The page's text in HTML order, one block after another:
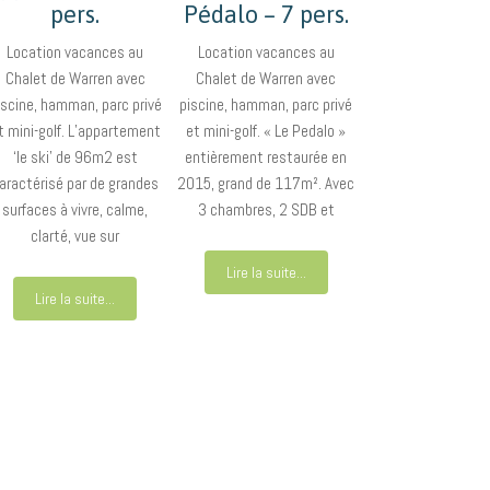
pers.
Location vacances au
Chalet de Warren avec
hamman, parc privé
mini-golf. L’appartement
‘le ski’ de 96m2 est
par de grandes
surfaces à vivre, calme,
clarté, vue sur
Lire la suite...
Pédalo – 7 pers.
Location vacances au
Chalet de Warren avec
piscine, hamman, parc privé
et mini-golf. « Le Pedalo »
entièrement restaurée en
2015, grand de 117m². Avec
3 chambres, 2 SDB et
Lire la suite...